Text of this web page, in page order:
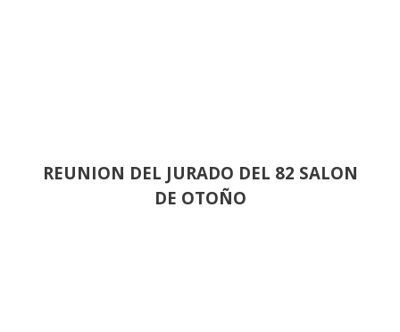
REUNION DEL JURADO DEL 82 SALON
DE OTOÑO